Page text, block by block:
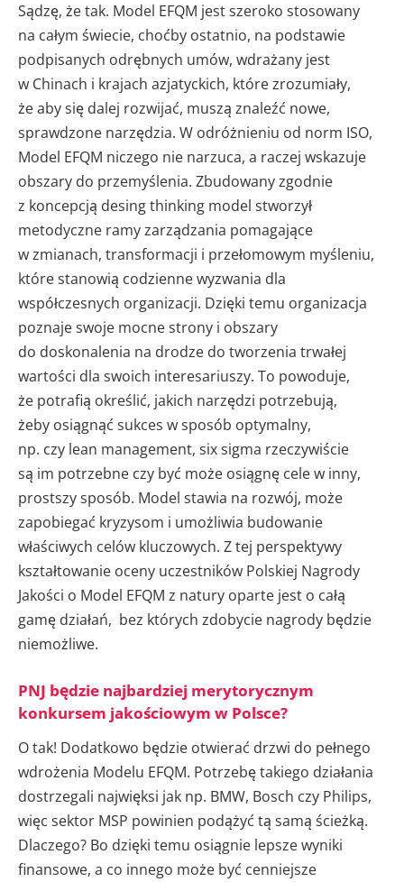
Sądzę, że tak. Model EFQM jest szeroko stosowany
na całym świecie, choćby ostatnio, na podstawie
podpisanych odrębnych umów, wdrażany jest
w Chinach i krajach azjatyckich, które zrozumiały,
że aby się dalej rozwijać, muszą znaleźć nowe,
sprawdzone narzędzia. W odróżnieniu od norm ISO,
Model EFQM niczego nie narzuca, a raczej wskazuje
obszary do przemyślenia. Zbudowany zgodnie
z koncepcją desing thinking model stworzył
metodyczne ramy zarządzania pomagające
w zmianach, transformacji i przełomowym myśleniu,
które stanowią codzienne wyzwania dla
współczesnych organizacji. Dzięki temu organizacja
poznaje swoje mocne strony i obszary
do doskonalenia na drodze do tworzenia trwałej
wartości dla swoich interesariuszy. To powoduje,
że potrafią określić, jakich narzędzi potrzebują,
żeby osiągnąć sukces w sposób optymalny,
np. czy lean management, six sigma rzeczywiście
są im potrzebne czy być może osiągnę cele w inny,
prostszy sposób. Model stawia na rozwój, może
zapobiegać kryzysom i umożliwia budowanie
właściwych celów kluczowych. Z tej perspektywy
kształtowanie oceny uczestników Polskiej Nagrody
Jakości o Model EFQM z natury oparte jest o całą
gamę działań, bez których zdobycie nagrody będzie
niemożliwe.
PNJ będzie najbardziej merytorycznym
konkursem jakościowym w Polsce?
O tak! Dodatkowo będzie otwierać drzwi do pełnego
wdrożenia Modelu EFQM. Potrzebę takiego działania
dostrzegali najwięksi jak np. BMW, Bosch czy Philips,
więc sektor MSP powinien podążyć tą samą ścieżką.
Dlaczego? Bo dzięki temu osiągnie lepsze wyniki
finansowe, a co innego może być cenniejsze